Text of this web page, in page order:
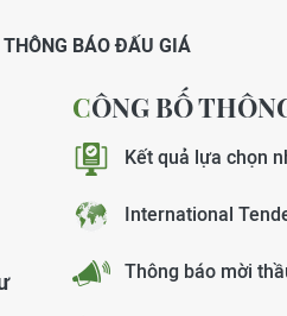
THÔNG BÁO ĐẤU GIÁ
CÔNG BỐ
Kết quả lựa chọn
International
Thông báo mời